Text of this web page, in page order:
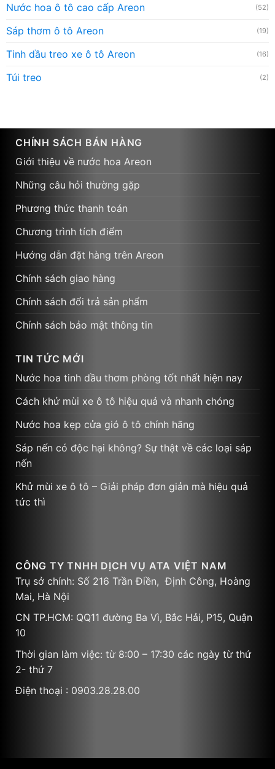
Nước hoa ô tô cao cấp Areon (52)
Sáp thơm ô tô Areon (19)
Tinh dầu treo xe ô tô Areon (16)
Túi treo (2)
CHÍNH SÁCH BÁN HÀNG
Giới thiệu về nước hoa Areon
Những câu hỏi thường gặp
Phương thức thanh toán
Chương trình tích điểm
Hướng dẫn đặt hàng trên Areon
Chính sách giao hàng
Chính sách đổi trả sản phẩm
Chính sách bảo mật thông tin
TIN TỨC MỚI
Nước hoa tinh dầu thơm phòng tốt nhất hiện nay
Cách khử mùi xe ô tô hiệu quả và nhanh chóng
Nước hoa kẹp cửa gió ô tô chính hãng
Sáp nến có độc hại không? Sự thật về các loại sáp
nến
Khử mùi xe ô tô – Giải pháp đơn giản mà hiệu quả
tức thì
CÔNG TY TNHH DỊCH VỤ ATA VIỆT NAM
Trụ sở chính: Số 216 Trần Điền, Định Công, Hoàng
Mai, Hà Nội
CN TP.HCM: QQ11 đường Ba Vì, Bắc Hải, P15, Quận
10
Thời gian làm việc: từ 8:00 – 17:30 các ngày từ thứ
2- thứ 7
Điện thoại : 0903.28.28.00